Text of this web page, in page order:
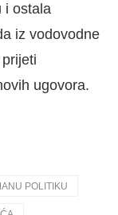
i ostala
iz vodovodne
ugovora.
POLITIKU